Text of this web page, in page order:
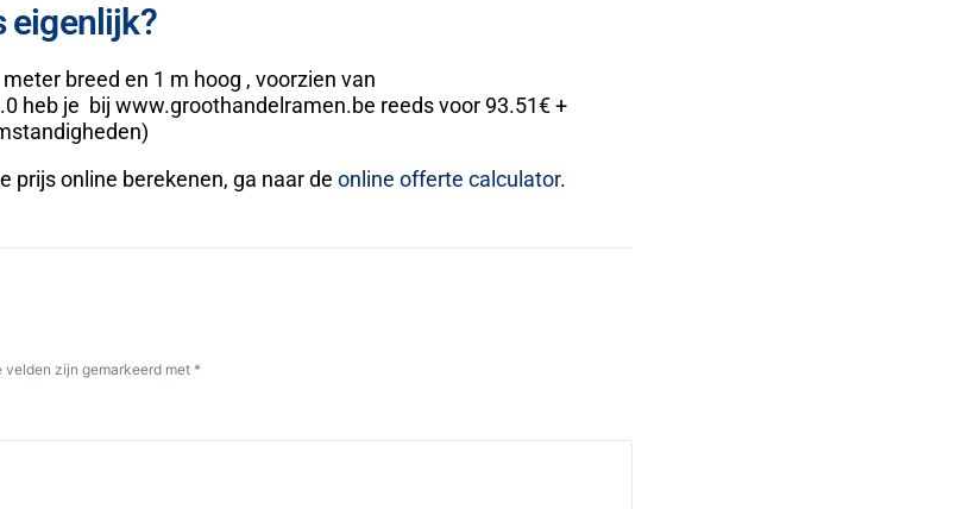
eigenlijk?
breed en 1 m hoog , voorzien van
heb je bij www.groothandelramen.be reeds voor 93.51€ +
prijs online berekenen, ga naar de online offerte calculator.
velden zijn gemarkeerd met *